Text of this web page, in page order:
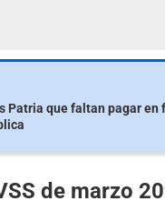
Patria que faltan pagar en
de marzo